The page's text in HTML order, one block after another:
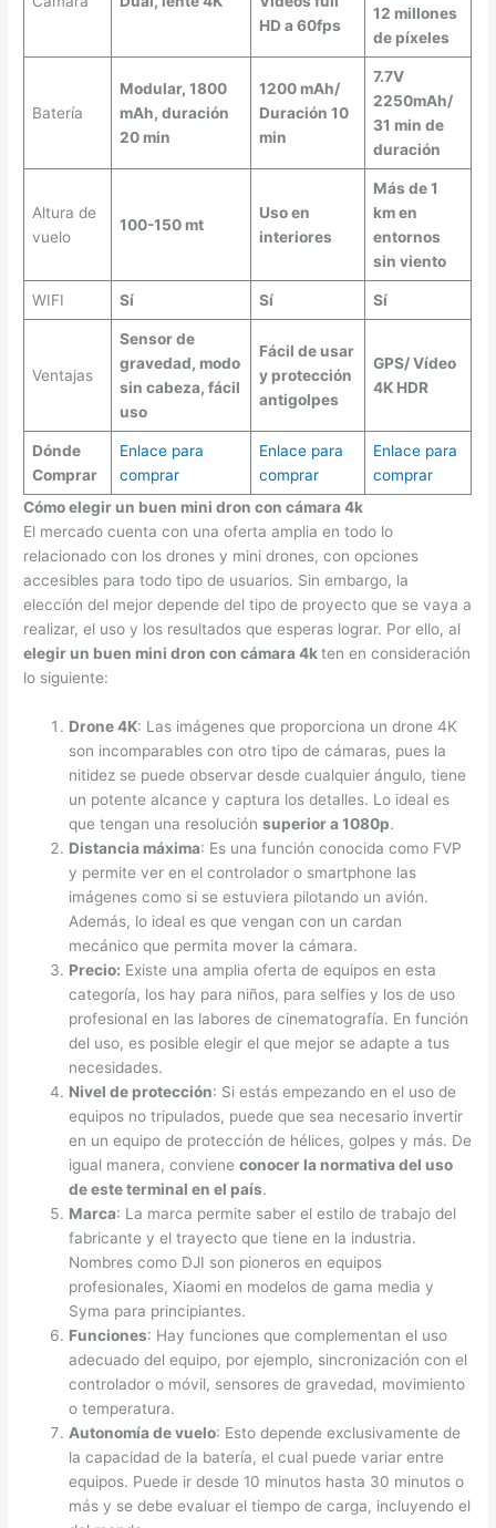
HD a 60fps
12 millones
de píxeles
Batería
Modular, 1800
mAh, duración
20 min
1200 mAh/
Duración 10
min
7.7V
2250mAh/
31 min de
duración
Altura de
vuelo
100-150 mt
Uso en
interiores
Más de 1
km en
entornos
sin viento
WIFI Sí Sí Sí
Ventajas
Sensor de
gravedad, modo
sin cabeza, fácil
uso
Fácil de usar
y protección
antigolpes
GPS/ Vídeo
4K HDR
Dónde
Comprar
Enlace para
comprar
Enlace para
comprar
Enlace para
comprar
Cómo elegir un buen mini dron con cámara 4k
El mercado cuenta con una oferta amplia en todo lo
relacionado con los drones y mini drones, con opciones
accesibles para todo tipo de usuarios. Sin embargo, la
elección del mejor depende del tipo de proyecto que se vaya a
realizar, el uso y los resultados que esperas lograr. Por ello, al
elegir un buen mini dron con cámara 4kten en consideración
lo siguiente:
Drone 4K: Las imágenes que proporciona un drone 4K
son incomparables con otro tipo de cámaras, pues la
nitidez se puede observar desde cualquier ángulo, tiene
un potente alcance y captura los detalles. Lo ideal es
que tengan una resoluciónsuperior a 1080p.
Distancia máxima: Es una función conocida como FVP
y permite ver en el controlador o smartphone las
imágenes como si se estuviera pilotando un avión.
Además, lo ideal es que vengan con un cardan
mecánico que permita mover la cámara.
Precio: Existe una amplia oferta de equipos en esta
categoría, los hay para niños, para selfies y los de uso
profesional en las labores de cinematografía. En función
del uso, es posible elegir el que mejor se adapte a tus
necesidades.
Nivel de protección: Si estás empezando en el uso de
equipos no tripulados, puede que sea necesario invertir
en un equipo de protección de hélices, golpes y más. De
igual manera, convieneconocer la normativa del uso
de este terminal en el país.
Marca: La marca permite saber el estilo de trabajo del
fabricante y el trayecto que tiene en la industria.
Nombres como DJI son pioneros en equipos
profesionales, Xiaomi en modelos de gama media y
Syma para principiantes.
Funciones: Hay funciones que complementan el uso
adecuado del equipo, por ejemplo, sincronización con el
controlador o móvil, sensores de gravedad, movimiento
o temperatura.
Autonomía de vuelo: Esto depende exclusivamente de
la capacidad de la batería, el cual puede variar entre
equipos. Puede ir desde 10 minutos hasta 30 minutos o
más y se debe evaluar el tiempo de carga, incluyendo el